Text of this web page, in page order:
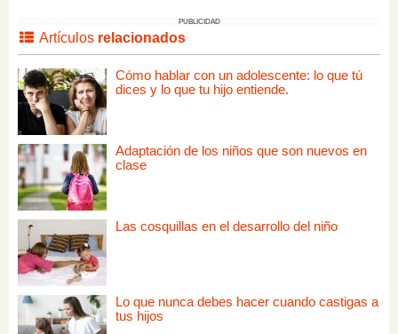
PUBLICIDAD
Artículos relacionados
Cómo hablar con un adolescente: lo que tú
dices y lo que tu hijo entiende.
Adaptación de los niños que son nuevos en
clase
Las cosquillas en el desarrollo del niño
Lo que nunca debes hacer cuando castigas a
tus hijos